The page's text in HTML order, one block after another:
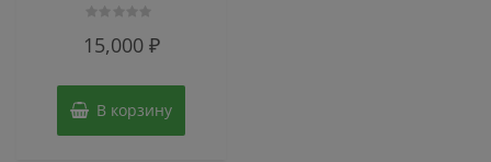
015,000 ₽
В корзину